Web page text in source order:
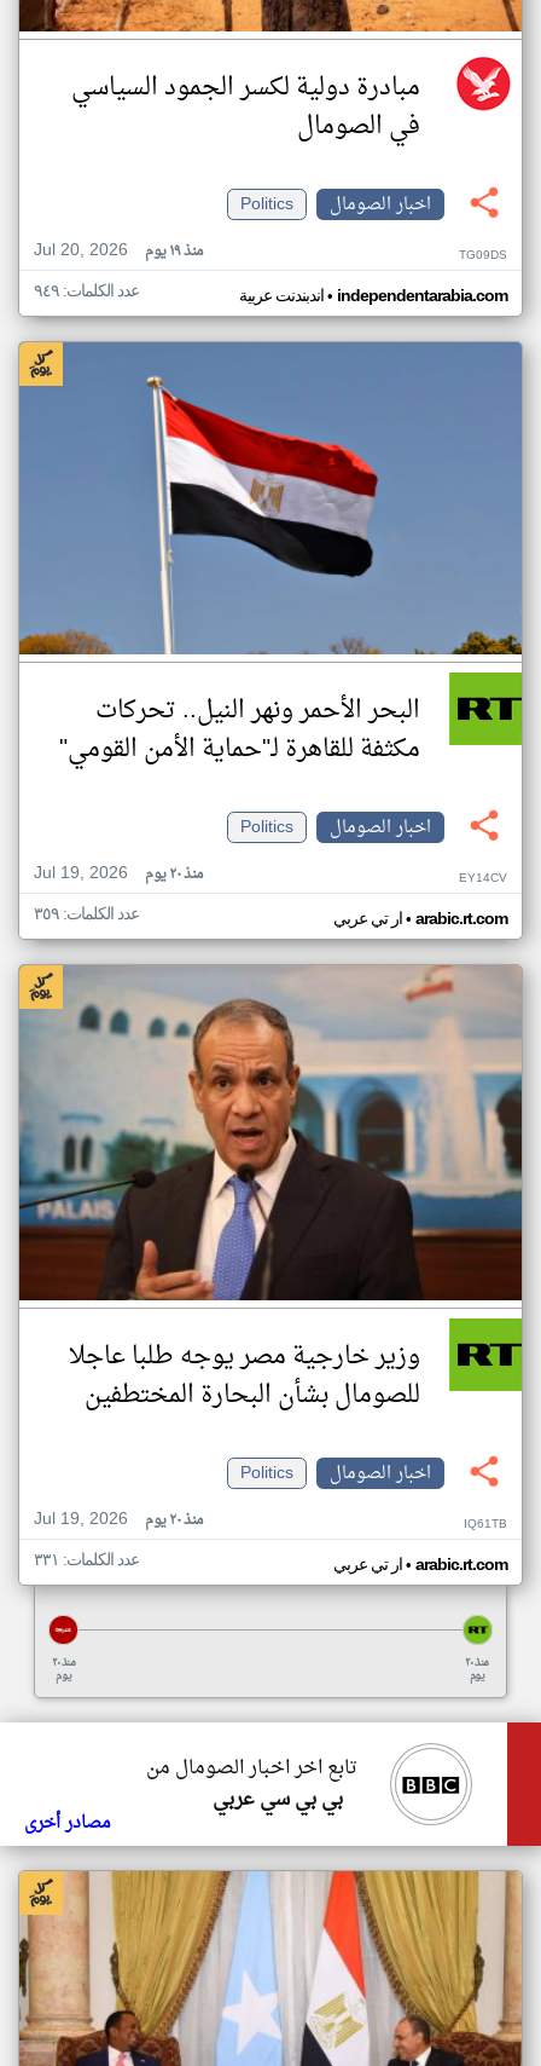
مبادرة دولية لكسر الجمود السياسي
في الصومال
اخبار الصومال
Politics
Jul 20, 2026
منذ ١٩ يوم TG09DS
اندبندنت عربية• independentarabia.com عدد الكلمات: ٩٤٩
البحر الأحمر ونهر النيل.. تحركات
مكثفة للقاهرة لـ"حماية الأمن القومي"
اخبار الصومال
Politics
Jul 19, 2026
منذ ٢٠ يوم EY14CV
ار تي عربي• arabic.rt.com عدد الكلمات: ٣٥٩
وزير خارجية مصر يوجه طلبا عاجلا
للصومال بشأن البحارة المختطفين
اخبار الصومال
Politics
Jul 19, 2026
منذ ٢٠ يوم IQ61TB
ار تي عربي• arabic.rt.com عدد الكلمات: ٣٣١
منذ ٢٠
يوم
منذ ٢٠
يوم
تابع اخر اخبار الصومال من
بي بي سي عربي
مصادر أخرى